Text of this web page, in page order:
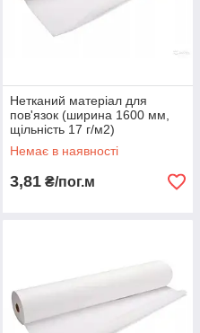
Нетканий матеріал для
пов'язок (ширина 1600 мм,
щільність 17 г/м2)
Немає в наявності
3,81 ₴/пог.м